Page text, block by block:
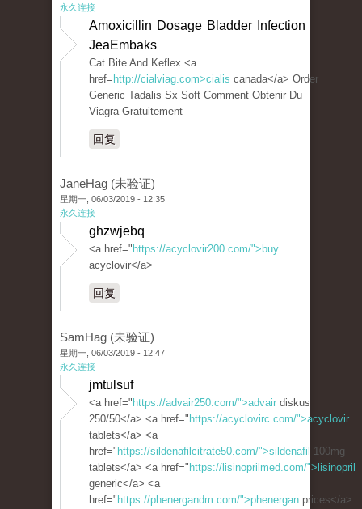
永久连接
Amoxicillin Dosage Bladder Infection
JeaEmbaks
Cat Bite And Keflex <a
href= http://cialviag.com>cialis canada</a> Order
Generic Tadalis Sx Soft Comment Obtenir Du
Viagra Gratuitement
回复
JaneHag (未验证)
星期一, 06/03/2019 - 12:35
永久连接
ghzwjebq
<a href=" https://acyclovir200.com/">buy
acyclovir</a>
回复
SamHag (未验证)
星期一, 06/03/2019 - 12:47
永久连接
jmtulsuf
<a href=" https://advair250.com/">advair diskus
250/50</a> <a href=" https://acyclovirc.com/">acyclovir
tablets</a> <a
href=" https://sildenafilcitrate50.com/">sildenafil 100mg
tablets</a> <a href=" https://lisinoprilmed.com/">lisinopril
generic</a> <a
href=" https://phenergandm.com/">phenergan prices</a>